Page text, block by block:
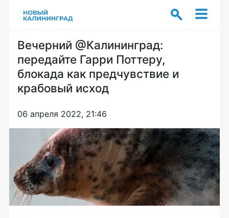
Вечерний @Калининград:
передайте Гарри Поттеру,
блокада как предчувствие и
крабовый исход
06 апреля 2022, 21:46